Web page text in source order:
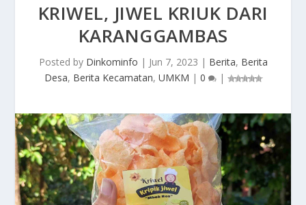
KRIWEL, JIWEL KRIUK DARI
KARANGGAMBAS
Posted by Dinkominfo | Jun 7, 2023 | Berita, Berita
Desa, Berita Kecamatan, UMKM | 0 |